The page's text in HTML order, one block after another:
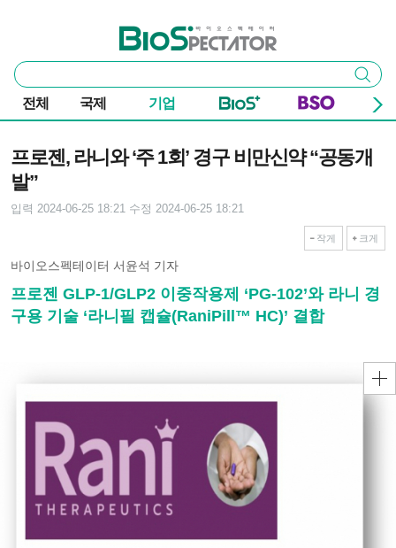
바이오스펙테이터
통
합
검
색
검색
전체 국제 기업
프로젠, 라니와 ‘주 1회’ 경구 비만신약 “공동개
발”
입력 2024-06-25 18:21 수정 2024-06-25 18:21
작게 크게
바이오스펙테이터 서윤석 기자
프로젠 GLP-1/GLP2 이중작용제 ‘PG-102’와 라니 경
구용 기술 ‘라니필 캡슐(RaniPill™ HC)’ 결합